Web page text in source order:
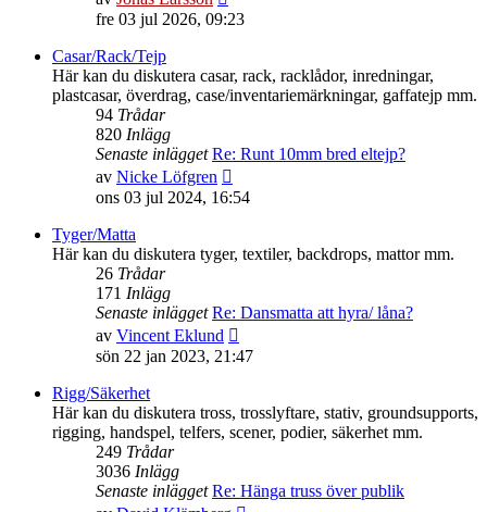
till
inlägget
fre 03 jul 2026, 09:23
Casar/Rack/Tejp
Här kan du diskutera casar, rack, racklådor, inredningar,
plastcasar, överdrag, case/inventariemärkningar, gaffatejp mm.
94 Trådar
820 Inlägg
Senaste inlägget Re: Runt 10mm bred eltejp?
av Nicke Löfgren
till
inlägget
ons 03 jul 2024, 16:54
Tyger/Matta
Här kan du diskutera tyger, textiler, backdrops, mattor mm.
26 Trådar
171 Inlägg
Senaste inlägget Re: Dansmatta att hyra/ låna?
av Vincent Eklund
till
inlägget
sön 22 jan 2023, 21:47
Rigg/Säkerhet
Här kan du diskutera tross, trosslyftare, stativ, groundsupports,
rigging, handspel, telfers, scener, podier, säkerhet mm.
249 Trådar
3036 Inlägg
Senaste inlägget Re: Hänga truss över publik